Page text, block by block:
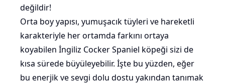
değildir!
Orta boy yapısı, yumuşacık tüyleri ve hareketli
karakteriyle her ortamda farkını ortaya
koyabilen İngiliz Cocker Spaniel köpeği sizi de
kısa sürede büyüleyebilir. İşte bu yüzden, eğer
bu enerjik ve sevgi dolu dostu yakından tanımak